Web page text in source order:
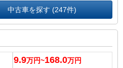
中古車を探す (247件)
9.9万円~168.0万円